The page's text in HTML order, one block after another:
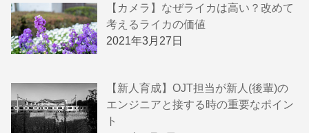
【カメラ】なぜライカは高い？改めて
考えるライカの価値
2021年3月27日
【新人育成】OJT担当が新人(後輩)の
エンジニアと接する時の重要なポイン
ト